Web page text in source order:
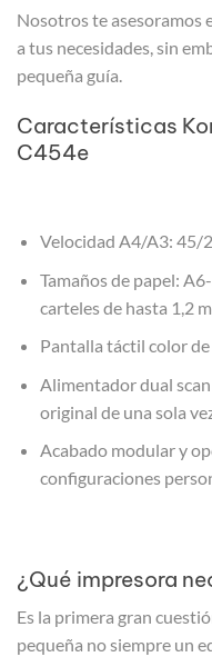
Nosotros te asesoramos
a tus necesidades, sin
pequeña guía.
Características
C454e
Velocidad A4/A3: 45/
Tamaños de papel:
carteles de hasta 1,2
Pantalla táctil color
Alimentador dual
original de una sola
Acabado modular y
configuraciones
¿Qué impresora
Es la primera gran
pequeña no siempre un